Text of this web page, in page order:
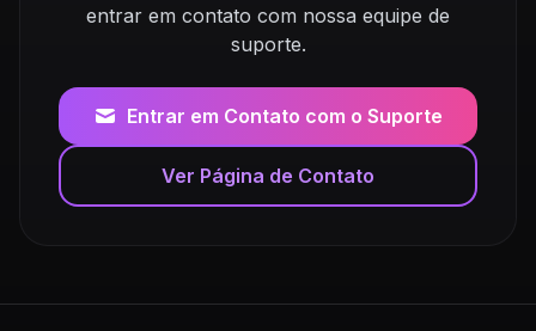
entrar em contato com nossa equipe de
suporte.
Entrar em Contato com o Suporte
Ver Página de Contato